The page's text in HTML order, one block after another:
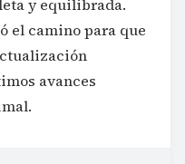
y equilibrada.
el camino para que
avances